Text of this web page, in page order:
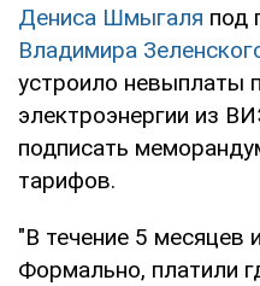
Дениса Шмыгаля под
Владимира
устроило невыплаты
электроэнергии из
подписать
тарифов.
"В течение 5 месяцев
Формально, платили